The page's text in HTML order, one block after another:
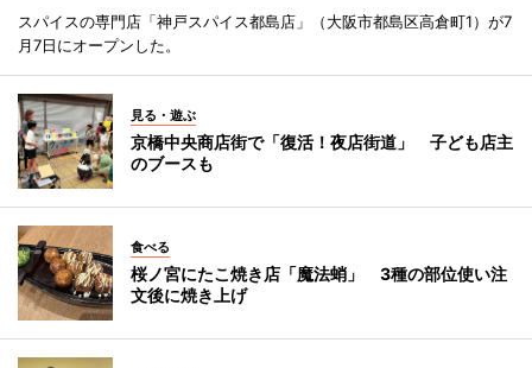
スパイスの専門店「神戸スパイス都島店」（大阪市都島区高倉町1）が7
月7日にオープンした。
見る・遊ぶ
京橋中央商店街で「復活！夜店街道」 子ども店主
のブースも
食べる
桜ノ宮にたこ焼き店「魔法蛸」 3種の部位使い注
文後に焼き上げ